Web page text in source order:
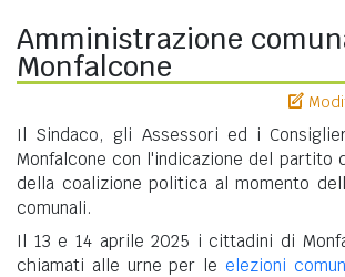
Amministrazione
Monfalcone
Il Sindaco, gli Assessori ed i
Monfalcone con l'indicazione del partito
della coalizione politica al momento
comunali.
Il 13 e 14 aprile 2025 i cittadini di
chiamati alle urne per le elezioni